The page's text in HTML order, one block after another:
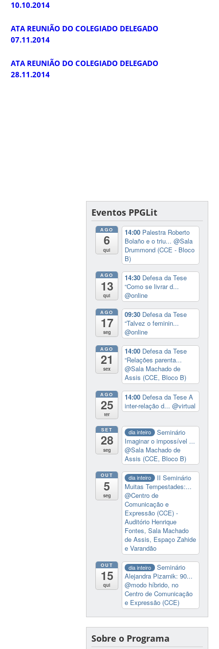
10.10.2014
ATA REUNIÃO DO COLEGIADO DELEGADO
07.11.2014
ATA REUNIÃO DO COLEGIADO DELEGADO
28.11.2014
Eventos PPGLit
AGO
6
qui
14:00 Palestra Roberto
Bolaño e o triu...@Sala
Drummond (CCE - Bloco
B)
AGO
13
qui
14:30 Defesa da Tese
“Como se livrar d...
@online
AGO
17
seg
09:30 Defesa da Tese
“Talvez o feminin...
@online
AGO
21
sex
14:00 Defesa da Tese
“Relações parenta...
@Sala Machado de
Assis (CCE, Bloco B)
AGO
25
ter
14:00 Defesa da Tese A
inter-relação d...@virtual
SET
28
seg
dia inteiro
Seminário
Imaginar o impossível ...
@Sala Machado de
Assis (CCE, Bloco B)
OUT
5
seg
dia inteiro
II Seminário
Muitas Tempestades:...
@Centro de
Comunicação e
Expressão (CCE) -
Auditório Henrique
Fontes, Sala Machado
de Assis, Espaço Zahide
e Varandão
OUT
15
qui
dia inteiro
Seminário
Alejandra Pizarnik: 90...
@modo híbrido, no
Centro de Comunicação
e Expressão (CCE)
Sobre o Programa